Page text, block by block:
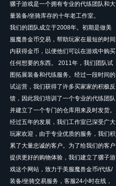
骡子游戏是一个拥有专业的代练团队和大
量装备/坐骑库存的十年老工作室。
我们的团队成立于2008年。初期是做美
服魔兽金币交易，帮助玩家在最短的时间
内获得金币，以便他们可以在游戏中购买
任何想要的东西。 2011年，我们团队试
图拓展装备和代练服务。经过一段时间的
试运营，我们获得了许多买家家的积极反
馈，因此我们培训了一个专业的代练团队
并建立了一个专门的仓库用来及时发货。
经过五年的发展，我们工作室已深受广大
玩家欢迎，由于专业优质的服务，我们积
累了大量忠诚的客户。为了给我们的客户
提供更好的购物体验，我们建立了骡子游
戏这个网站，致力于美服魔兽金币/代练/
装备/坐骑交易服务，客服24小时在线，